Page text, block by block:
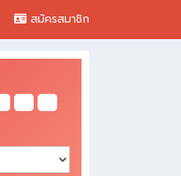
สมัครสมาชิก